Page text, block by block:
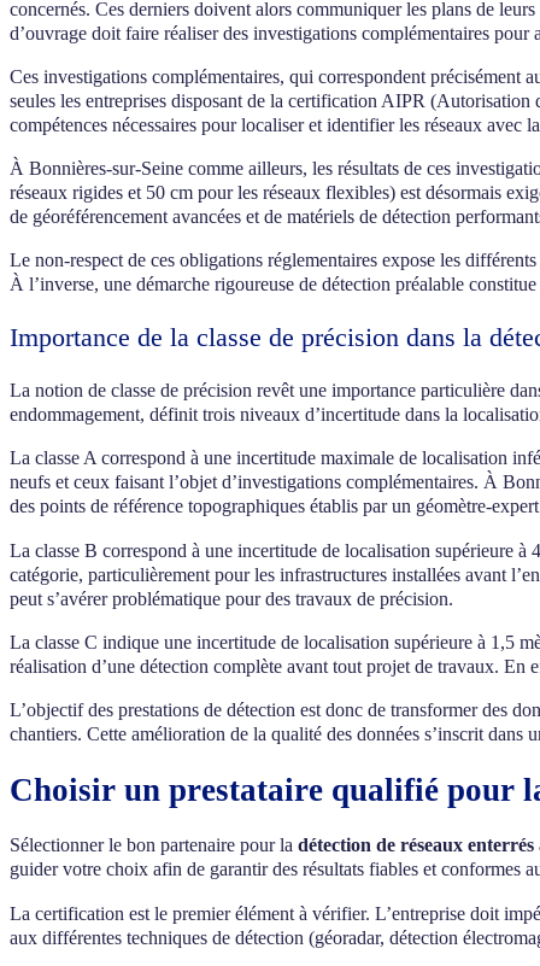
concernés. Ces derniers doivent alors communiquer les plans de leurs
d’ouvrage doit faire réaliser des investigations complémentaires pour
Ces investigations complémentaires, qui correspondent précisément
seules les entreprises disposant de la certification AIPR
compétences nécessaires pour localiser et identifier les réseaux avec
À Bonnières-sur-Seine comme ailleurs, les résultats de ces
réseaux rigides et 50 cm pour les réseaux flexibles) est désormais
de géoréférencement avancées et de matériels de détection
Le non-respect de ces obligations réglementaires expose les
À l’inverse, une démarche rigoureuse de détection préalable
Importance de la classe de précision dans la
La notion de classe de précision revêt une importance particulière
endommagement, définit trois niveaux d’incertitude dans la
La classe A correspond à une incertitude maximale de localisation
neufs et ceux faisant l’objet d’investigations complémentaires. À
des points de référence topographiques établis par un géomètre-
La classe B correspond à une incertitude de localisation supérieure
catégorie, particulièrement pour les infrastructures installées avant
peut s’avérer problématique pour des travaux de précision.
La classe C indique une incertitude de localisation supérieure à 1,5
réalisation d’une détection complète avant tout projet de travaux. En
L’objectif des prestations de détection est donc de transformer des
chantiers. Cette amélioration de la qualité des données s’inscrit
Choisir un prestataire qualifié pour
Sélectionner le bon partenaire pour la détection de réseaux
guider votre choix afin de garantir des résultats fiables et conformes
La certification est le premier élément à vérifier. L’entreprise doit
aux différentes techniques de détection (géoradar, détection